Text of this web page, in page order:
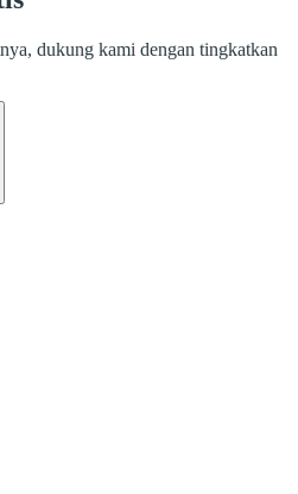
dukung kami dengan tingkatkan